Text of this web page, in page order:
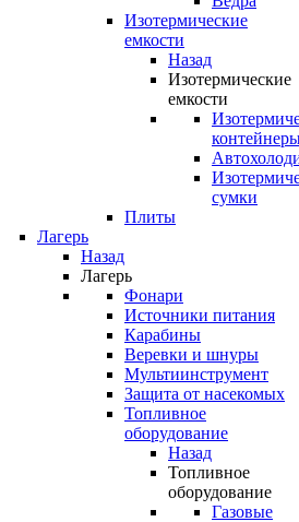
Изотермические
емкости
Назад
Изотермические
емкости
сумки
Плиты
Лагерь
Назад
Лагерь
Фонари
Источники питания
Карабины
Веревки и шнуры
Мультиинструмент
Защита от насекомых
Топливное
оборудование
Назад
Топливное
оборудование
Газовые